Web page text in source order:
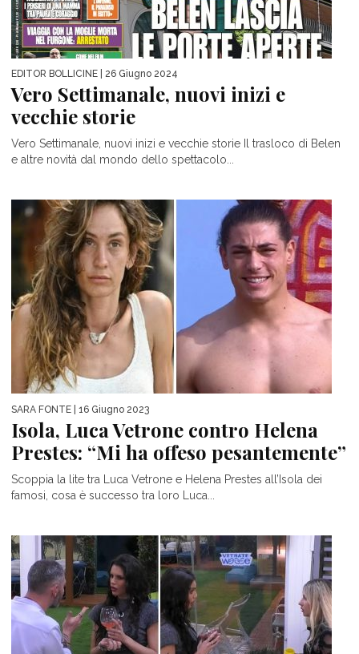
EDITOR BOLLICINE | 26 Giugno 2024
Vero Settimanale, nuovi inizi e
vecchie storie
Vero Settimanale, nuovi inizi e vecchie storie Il trasloco di Belen
e altre novità dal mondo dello spettacolo...
SARA FONTE | 16 Giugno 2023
Isola, Luca Vetrone contro Helena
Prestes: “Mi ha offeso pesantemente”
Scoppia la lite tra Luca Vetrone e Helena Prestes all’Isola dei
famosi, cosa è successo tra loro Luca...